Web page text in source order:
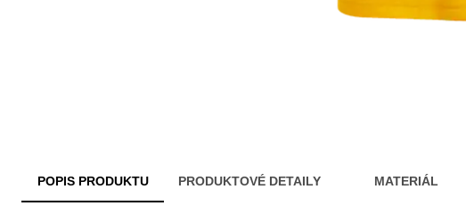
POPIS PRODUKTU PRODUKTOVÉ DETAILY MATERIÁL